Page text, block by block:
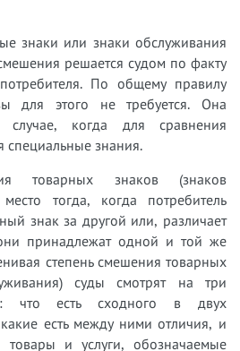
знаки или знаки обслуживания
решается судом по факту
По общему правилу
для этого не требуется. Она
случае, когда для сравнения
специальные знания.
товарных знаков (знаков
тогда, когда потребитель
знак за другой или, различает
принадлежат одной и той же
степень смешения товарных
суды смотрят на три
что есть сходного в двух
есть между ними отличия, и
товары и услуги, обозначаемые